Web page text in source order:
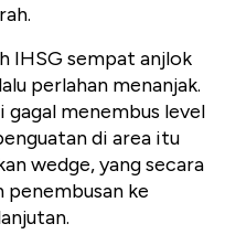
IHSG sempat anjlok
perlahan menanjak.
gagal menembus level
di area itu
wedge, yang secara
ke